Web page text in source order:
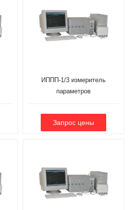
ИППП-1/3 измеритель
параметров